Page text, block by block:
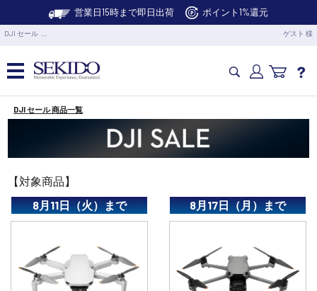
営業日15時まで即日出荷 ポイント1%還元
DJI セール … ゲスト 様
カメラドローン・生活家電
カメラ・スタビライザー
業務用ドローン・業務関連製品
RC・ロボット部品
DJI セール 商品一覧
【対象商品】
8月11日（火）まで
8月17日（月）まで